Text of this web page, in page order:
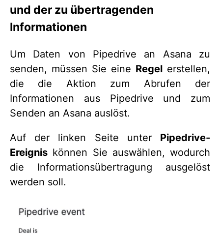
und der zu übertragenden
Informationen
Um Daten von Pipedrive an Asana zu
senden, müssen Sie eine Regel erstellen,
die die Aktion zum Abrufen der
Informationen aus Pipedrive und zum
Senden an Asana auslöst.
Auf der linken Seite unter Pipedrive-
Ereignis können Sie auswählen, wodurch
die Informationsübertragung ausgelöst
werden soll.